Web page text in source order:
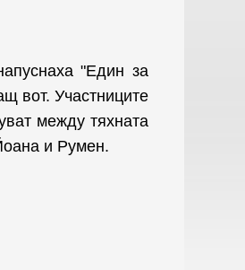
"Един за
вот. Участниците
между тяхната
и Румен.